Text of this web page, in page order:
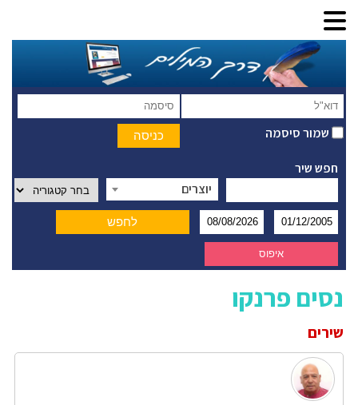
שמור סיסמה
חפש שיר
יוצרים
נסים פרנקו
שירים